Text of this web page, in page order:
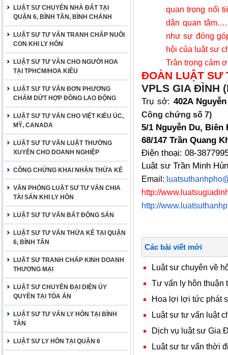
LUẬT SƯ CHUYÊN NHÀ ĐẤT TẠI
QUẬN 6, BÌNH TÂN, BÌNH CHÁNH
LUẬT SƯ TƯ VẤN TRANH CHẤP NUÔI
CON KHI LY HÔN
LUẬT SƯ TƯ VẤN CHO NGƯỜI HOA
TẠI TPHCM/HOA KIỀU
LUẬT SƯ TƯ VẤN ĐƠN PHƯƠNG
CHẤM DỨT HỢP ĐỒNG LAO ĐỘNG
LUẬT SƯ TƯ VẤN CHO VIỆT KIỀU ÚC,
MỸ, CANADA
LUẬT SƯ TƯ VẤN LUẬT THƯỜNG
XUYÊN CHO DOANH NGHIỆP
CÔNG CHỨNG KHAI NHẬN THỪA KẾ
VĂN PHÒNG LUẬT SƯ TƯ VẤN CHIA
TÀI SẢN KHI LY HÔN
LUẬT SƯ TƯ VẤN BẤT ĐỘNG SẢN
LUẬT SƯ TƯ VẤN THỪA KẾ TẠI QUẬN
6, BÌNH TÂN
LUẬT SƯ TRANH CHẤP KINH DOANH
THƯƠNG MẠI
LUẬT SƯ CHUYÊN ĐẠI DIỆN ỦY
QUYỀN TẠI TÒA ÁN
LUẬT SƯ TƯ VẤN LY HÔN TẠI BÌNH
TÂN
LUẬT SƯ LY HÔN TẠI QUẬN 6
quan trọng nổi
dân quan tâm.…
như sự đóng
hội của luật sư
Trân trọng cảm
ĐOÀN LUẬT SƯ
VPLS GIA ĐÌNH
Trụ sở: 402A
Công chứng số 7)
5/1 Nguyễn Du,
68/147 Trần Quang
Điện thoại: 08-
Luật sư Trần Minh
Email:
http://
http://
Các bài viết mới
Luật sư chuyên về
Tư vấn ly hôn thuận
Hoa lợi lợi tức phát
Luật sư tư vấn luật
Dịch vụ luật sư Gia
Luật sư tư vấn thời